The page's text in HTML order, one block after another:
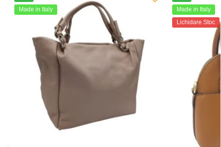
Made in Italy
Made in Italy
Lichidare Stoc